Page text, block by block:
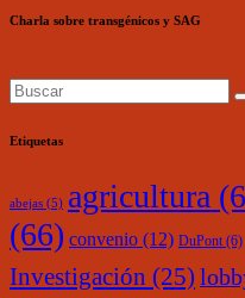
Charla sobre transgénicos y SAG
Etiquetas
abejas (5) agricultura
(66) convenio (12) DuPont (6)
Investigación (25)